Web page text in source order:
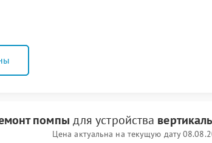
помпы для устройства
Цена актуальна на текущую дату